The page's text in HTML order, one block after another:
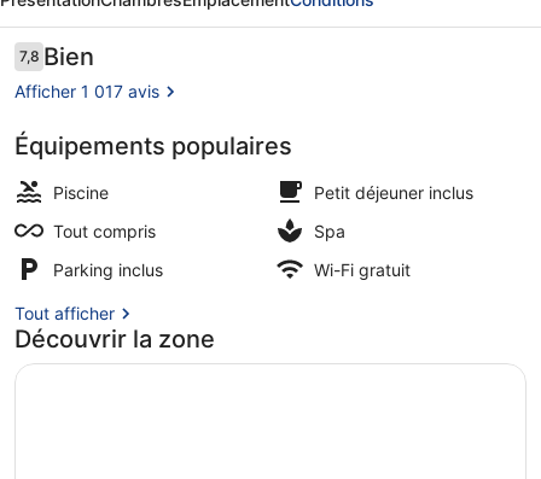
Hodelpa
Puerto
Plata
All
Inclusive
4 piscines extérieures, parasols
Avis
voyageurs
7,87,8 sur 10
Bien
Afficher 1 017 avis
Équipements populaires
Piscine
Petit déjeuner inclus
Tout compris
Spa
Parking inclus
Wi-Fi gratuit
Tout afficher
Découvrir la zone